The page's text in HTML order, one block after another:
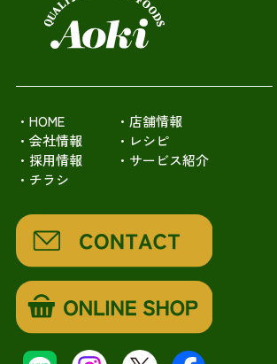
・HOME
・店舗情報
・会社情報
・レシピ
・採用情報
・サービス紹介
・チラシ